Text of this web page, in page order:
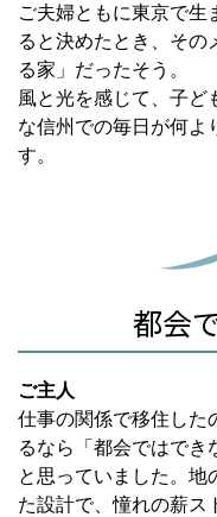
ご夫婦ともに東京で生
ると決めたとき、その
る家」だったそう。
風と光を感じて、子ど
な信州での毎日が何よ
す。
都会
ご主人
仕事の関係で移住した
るなら「都会ではでき
と思っていました。地
た設計で、憧れの薪ス